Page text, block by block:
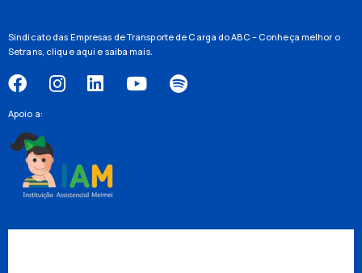
Sindicato das Empresas de Transporte de Carga do ABC – Conheça melhor o
Setrans, clique aqui e saiba mais.
Apoio a: